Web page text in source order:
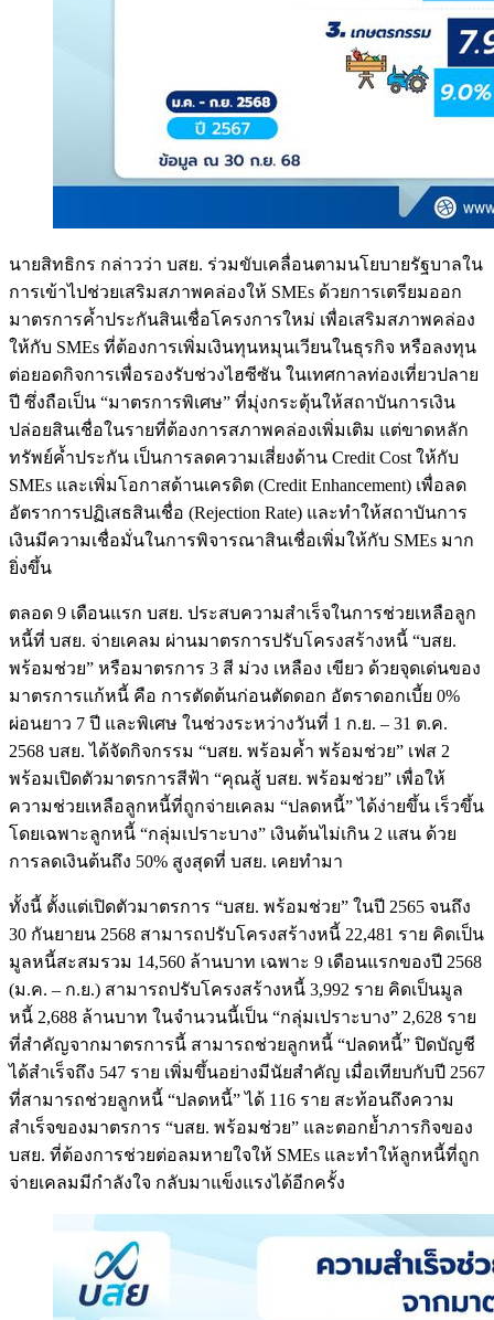
นายสิทธิกร กล่าวว่า บสย. ร่วมขับเคลื่อนตามนโยบายรัฐบาลใน
การเข้าไปช่วยเสริมสภาพคล่องให้ SMEs ด้วยการเตรียมออก
มาตรการค้ำประกันสินเชื่อโครงการใหม่ เพื่อเสริมสภาพคล่อง
ให้กับ SMEs ที่ต้องการเพิ่มเงินทุนหมุนเวียนในธุรกิจ หรือลงทุน
ต่อยอดกิจการเพื่อรองรับช่วงไฮซีซัน ในเทศกาลท่องเที่ยวปลาย
ปี ซึ่งถือเป็น “มาตรการพิเศษ” ที่มุ่งกระตุ้นให้สถาบันการเงิน
ปล่อยสินเชื่อในรายที่ต้องการสภาพคล่องเพิ่มเติม แต่ขาดหลัก
ทรัพย์ค้ำประกัน เป็นการลดความเสี่ยงด้าน Credit Cost ให้กับ
SMEs และเพิ่มโอกาสด้านเครดิต (Credit Enhancement) เพื่อลด
อัตราการปฏิเสธสินเชื่อ (Rejection Rate) และทำให้สถาบันการ
เงินมีความเชื่อมั่นในการพิจารณาสินเชื่อเพิ่มให้กับ SMEs มาก
ยิ่งขึ้น
ตลอด 9 เดือนแรก บสย. ประสบความสำเร็จในการช่วยเหลือลูก
หนี้ที่ บสย. จ่ายเคลม ผ่านมาตรการปรับโครงสร้างหนี้ “บสย.
พร้อมช่วย” หรือมาตรการ 3 สี ม่วง เหลือง เขียว ด้วยจุดเด่นของ
มาตรการแก้หนี้ คือ การตัดต้นก่อนตัดดอก อัตราดอกเบี้ย 0%
ผ่อนยาว 7 ปี และพิเศษ ในช่วงระหว่างวันที่ 1 ก.ย. – 31 ต.ค.
2568 บสย. ได้จัดกิจกรรม “บสย. พร้อมค้ำ พร้อมช่วย” เฟส 2
พร้อมเปิดตัวมาตรการสีฟ้า “คุณสู้ บสย. พร้อมช่วย” เพื่อให้
ความช่วยเหลือลูกหนี้ที่ถูกจ่ายเคลม “ปลดหนี้” ได้ง่ายขึ้น เร็วขึ้น
โดยเฉพาะลูกหนี้ “กลุ่มเปราะบาง” เงินต้นไม่เกิน 2 แสน ด้วย
การลดเงินต้นถึง 50% สูงสุดที่ บสย. เคยทำมา
ทั้งนี้ ตั้งแต่เปิดตัวมาตรการ “บสย. พร้อมช่วย” ในปี 2565 จนถึง
30 กันยายน 2568 สามารถปรับโครงสร้างหนี้ 22,481 ราย คิดเป็น
มูลหนี้สะสมรวม 14,560 ล้านบาท เฉพาะ 9 เดือนแรกของปี 2568
(ม.ค. – ก.ย.) สามารถปรับโครงสร้างหนี้ 3,992 ราย คิดเป็นมูล
หนี้ 2,688 ล้านบาท ในจำนวนนี้เป็น “กลุ่มเปราะบาง” 2,628 ราย
ที่สำคัญจากมาตรการนี้ สามารถช่วยลูกหนี้ “ปลดหนี้” ปิดบัญชี
ได้สำเร็จถึง 547 ราย เพิ่มขึ้นอย่างมีนัยสำคัญ เมื่อเทียบกับปี 2567
ที่สามารถช่วยลูกหนี้ “ปลดหนี้” ได้ 116 ราย สะท้อนถึงความ
สำเร็จของมาตรการ “บสย. พร้อมช่วย” และตอกย้ำภารกิจของ
บสย. ที่ต้องการช่วยต่อลมหายใจให้ SMEs และทำให้ลูกหนี้ที่ถูก
จ่ายเคลมมีกำลังใจ กลับมาแข็งแรงได้อีกครั้ง